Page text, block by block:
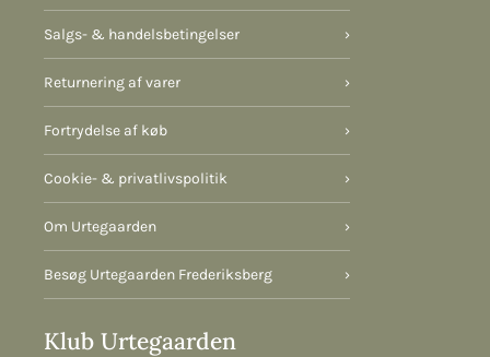
Salgs- & handelsbetingelser ›
Returnering af varer ›
Fortrydelse af køb ›
Cookie- & privatlivspolitik ›
Om Urtegaarden ›
Besøg Urtegaarden Frederiksberg ›
Klub Urtegaarden